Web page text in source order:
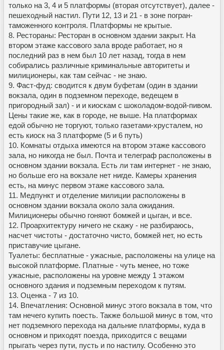
только на 3, 4 и 5 платформы (вторая отсутствует), далее -
пешеходный настил. Пути 12, 13 и 21 - в зоне погран-
таможенного контроля. Платформы не крытые.
8. Рестораны: Ресторан в основном здании закрыт. На
втором этаже кассового зала вроде работает, но я
последний раз в нем был 10 лет назад, тогда в нем
собирались различные криминальные авторитеты и
милиционеры, как там сейчас - не знаю.
9. Фаст-фуд: сводится к двум буфетам (один в здании
вокзала, один в подземном переходе, ведещем в
пригородный зал) - и и киоскам с шоколадом-водой-пивом.
Цены такие же, как в городе, не выше. На платформах
едой обычно не торгуют, только газетами-хрусталем, но
есть киоск на 3 платформе (5 и 6 путь)
10. Комнаты отдыха имеются на втором этаже кассового
зала, но никогда не был. Почта и телеграф расположены в
основном здании вокзала. Есть ли там интернет - не знаю,
но больше его на вокзале нет нигде. Камеры хранения
есть, на минус первом этаже кассового зала.
11. Медпункт и отделение милиции расположены в
основном здании вокзала около зала ожидания.
Милиционеры обычно гоняют бомжей и цыган, и все.
12. Проархитектуру ничего не скажу - не разбираюсь,
насчет чистоты - достаточно чисто, бомжей нет, но есть
приставучие цыгане.
Туалеты: бесплатные - ужасные, расположены на улице на
высокой платформе. Платные - чуть менее, но тоже
ужасные, расположены на уровне между 1 этажом
основного здания и подземным переходом к путям.
13. Оценка - 7 из 10.
14. Впечатления: Основной минус этого вокзала в том, что
там нечего купить поесть. Также большой минус в том, что
нет подземного перехода на дальние платформы, куда в
основном и приходят поезда, приходится с вещами
прыгать через пути, пусть и по настилу. Особенно это